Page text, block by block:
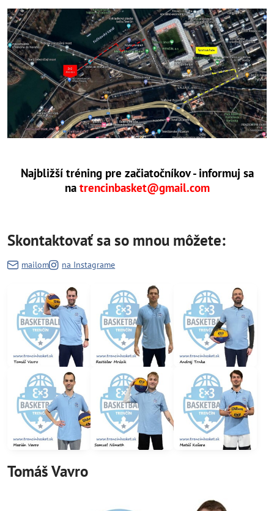
Najbližší tréning pre začiatočníkov - informuj sa
natrencinbasket@gmail.com
Skontaktovať sa so mnou môžete:
mailom na Instagrame
Tomáš Vavro